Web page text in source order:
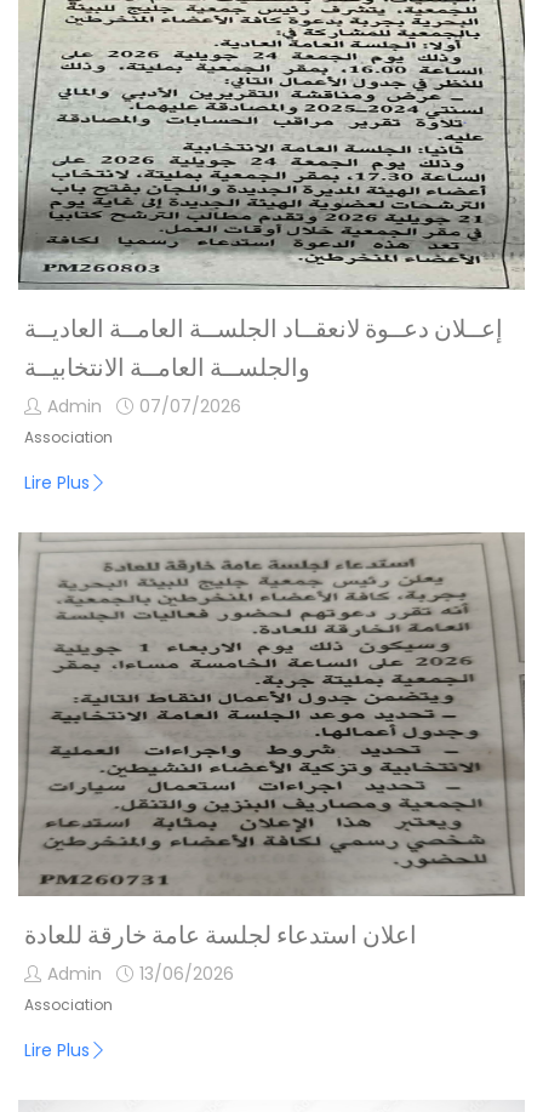
إعــلان دعــوة لانعقــاد الجلســة العامــة العاديــة
والجلســة العامــة الانتخابيــة
Admin 07/07/2026
Association
Lire Plus
اعلان استدعاء لجلسة عامة خارقة للعادة
Admin 13/06/2026
Association
Lire Plus